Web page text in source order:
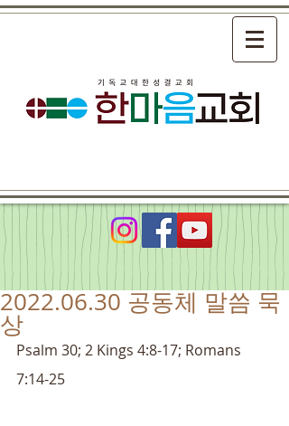
2022.06.30 공동체 말씀 묵
상
Psalm 30; 2 Kings 4:8-17; Romans
7:14-25